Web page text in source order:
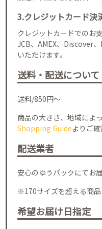
3.クレジットカード決
クレジットカードでのお支
JCB、AMEX、Discover
いただけます。
送料・配送について
送料/850円～
商品の大きさ、地域によ
Shopping Guideよりご確
配送業者
安心のゆうパックにてお
※170サイズを超える商品
希望お届け日指定